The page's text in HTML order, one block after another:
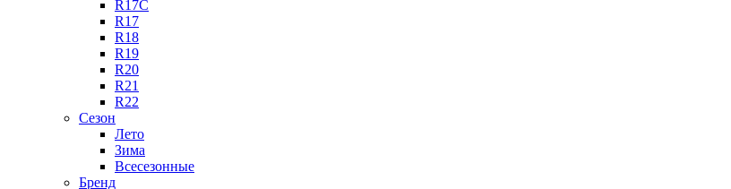
R17C
R17
R18
R19
R20
R21
R22
Сезон
Лето
Зима
Всесезонные
Бренд